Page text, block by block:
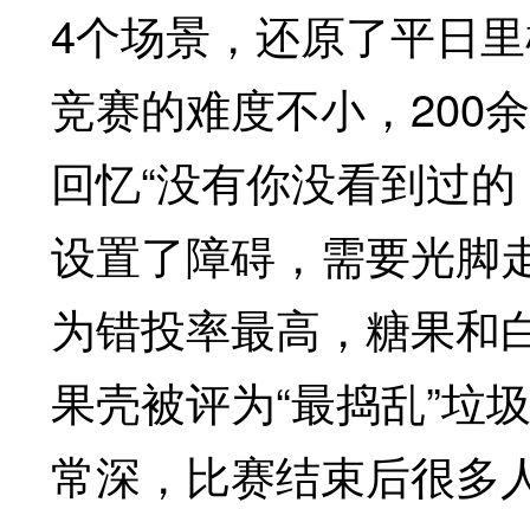
4个场景，还原了平日
竞赛的难度不小，200
回忆“没有你没看到过
设置了障碍，需要光脚
为错投率最高，糖果和
果壳被评为“最捣乱”垃
常深，比赛结束后很多